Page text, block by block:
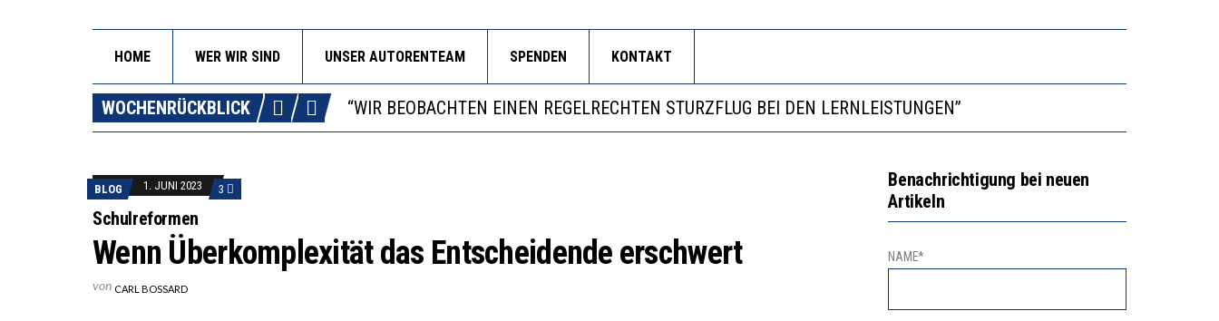
HOME WER WIR SIND UNSER AUTORENTEAM SPENDEN KONTAKT
WOCHENRÜCKBLICK
ICH WILL MEHR EVIDENZ UND WILL WISSEN, WAS ALL DIE INVESTITIONEN BRINGEN
WORAUS WÄCHST, WAS KINDER TRÄGT
“WIR BEOBACHTEN EINEN REGELRECHTEN STURZFLUG BEI DEN LERNLEISTUNGEN”
DIE VERSTÄRKTE HARMONISIERUNG IM SCHULWESEN VERRINGERT DAS INNOVATIONSPOTENZIAL
ICH WILL MEHR EVIDENZ UND WILL WISSEN, WAS ALL DIE INVESTITIONEN BRINGEN
BLOG 1. JUNI 2023 3
Schulreformen
Wenn Überkomplexität das Entscheidende erschwert
von CARL BOSSARD
Benachrichtigung bei neuen
Artikeln
NAME*